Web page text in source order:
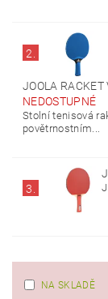
2.
JOOLA RACKET
NEDOSTUPNÉ
Stolní tenisová
povětrnostním...
3.
NA SKLADĚ